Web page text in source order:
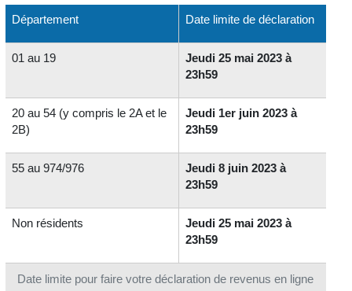
Date limite pour faire votre déclaration de revenus en ligne
Département Date limite de déclaration
01 au 19
Jeudi 25 mai 2023 à
23h59
20 au 54 (y compris le 2A et le
2B)
Jeudi 1er juin 2023 à
23h59
55 au 974/976
Jeudi 8 juin 2023 à
23h59
Non résidents
Jeudi 25 mai 2023 à
23h59